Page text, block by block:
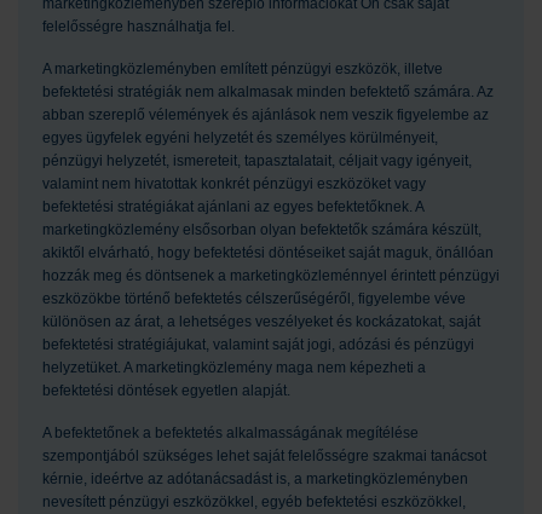
felelősségre használhatja fel.
A marketingközleményben említett pénzügyi eszközök, illetve
befektetési stratégiák nem alkalmasak minden befektető számára. Az
abban szereplő vélemények és ajánlások nem veszik figyelembe az
egyes ügyfelek egyéni helyzetét és személyes körülményeit,
pénzügyi helyzetét, ismereteit, tapasztalatait, céljait vagy igényeit,
valamint nem hivatottak konkrét pénzügyi eszközöket vagy
befektetési stratégiákat ajánlani az egyes befektetőknek. A
marketingközlemény elsősorban olyan befektetők számára készült,
akiktől elvárható, hogy befektetési döntéseiket saját maguk, önállóan
hozzák meg és döntsenek a marketingközleménnyel érintett pénzügyi
eszközökbe történő befektetés célszerűségéről, figyelembe véve
különösen az árat, a lehetséges veszélyeket és kockázatokat, saját
befektetési stratégiájukat, valamint saját jogi, adózási és pénzügyi
helyzetüket. A marketingközlemény maga nem képezheti a
befektetési döntések egyetlen alapját.
A befektetőnek a befektetés alkalmasságának megítélése
szempontjából szükséges lehet saját felelősségre szakmai tanácsot
kérnie, ideértve az adótanácsadást is, a marketingközleményben
nevesített pénzügyi eszközökkel, egyéb befektetési eszközökkel,